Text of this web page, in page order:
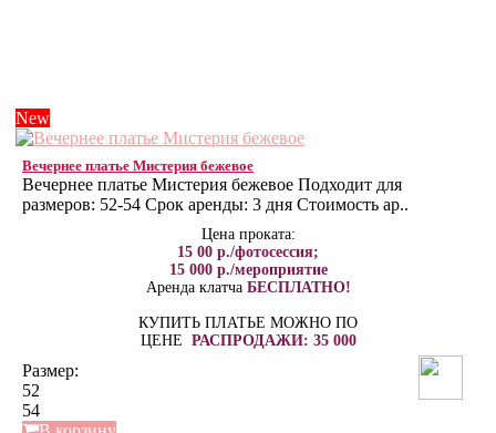
New
Вечернее платье Мистерия бежевое
Вечернее платье Мистерия бежевое Подходит для
размеров: 52-54 Срок аренды: 3 дня Стоимость ар..
Цена проката:
15 00 р./фотосессия;
15 000 р./мероприятие
Аренда клатча БЕСПЛАТНО!
КУПИТЬ ПЛАТЬЕ МОЖНО ПО
ЦЕНЕ РАСПРОДАЖИ: 35 000
Размер:
52
54